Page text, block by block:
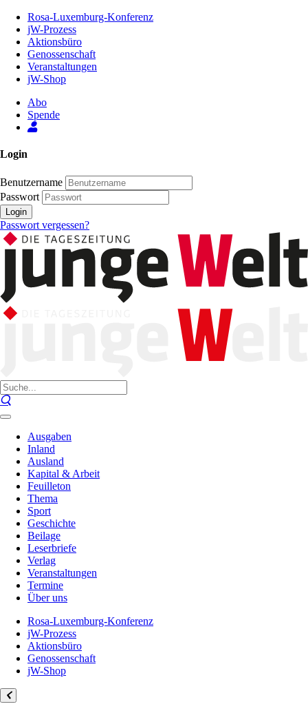
Inhalt
Seite
Rosa-Luxemburg-Konferenz
jW-Prozess
Aktionsbüro
Genossenschaft
Veranstaltungen
jW-Shop
Abo
Spende
Login
Benutzername
Passwort
Login
Passwort vergessen?
Ausgaben
Inland
Ausland
Kapital & Arbeit
Feuilleton
Thema
Sport
Geschichte
Beilage
Leserbriefe
Verlag
Veranstaltungen
Termine
Über uns
Rosa-Luxemburg-Konferenz
jW-Prozess
Aktionsbüro
Genossenschaft
jW-Shop